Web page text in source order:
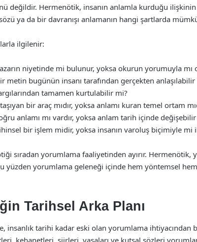
değildir. Hermenötik, insanın anlamla kurduğu ilişkinin
ya da bir davranışı anlamanın hangi şartlarda
ilgilenir:
niyetinde mi bulunur, yoksa okurun yorumuyla mı
metin bugünün insanı tarafından gerçekten anlaşılabilir
tamamen kurtulabilir mi?
bir araç mıdır, yoksa anlamı kuran temel ortam
anlamı mı vardır, yoksa anlam tarih içinde
bir işlem midir, yoksa insanın varoluş biçimiyle mi
sıradan yorumlama faaliyetinden ayırır. Hermenötik,
yüzden yorumlama geleneği içinde hem yöntemsel
Tarihsel Arka Planı
insanlık tarihi kadar eski olan yorumlama ihtiyacından
kehanetleri, şiirleri, yasaları ve kutsal sözleri